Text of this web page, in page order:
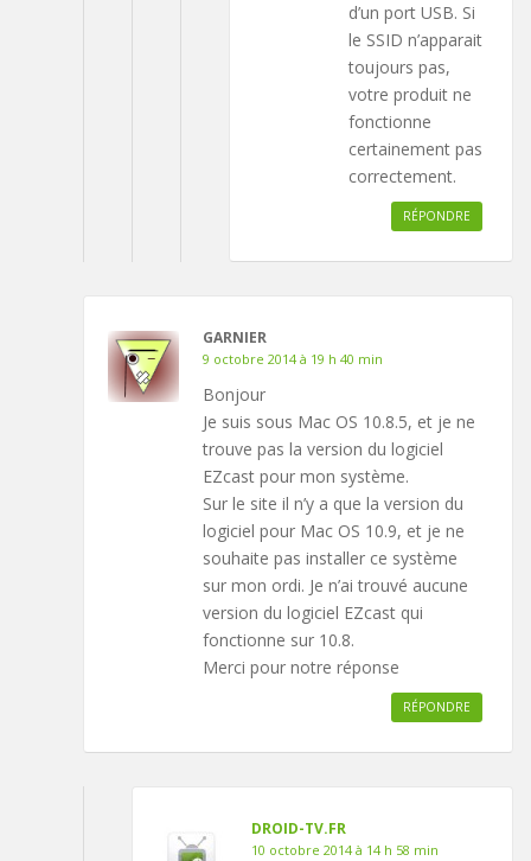
d’un port USB. Si
le SSID n’apparait
toujours pas,
votre produit ne
fonctionne
certainement pas
correctement.
RÉPONDRE
GARNIER
9 octobre 2014 à 19 h 40 min
Bonjour
Je suis sous Mac OS 10.8.5, et je ne
trouve pas la version du logiciel
EZcast pour mon système.
Sur le site il n’y a que la version du
logiciel pour Mac OS 10.9, et je ne
souhaite pas installer ce système
sur mon ordi. Je n’ai trouvé aucune
version du logiciel EZcast qui
fonctionne sur 10.8.
Merci pour notre réponse
RÉPONDRE
DROID-TV.FR
10 octobre 2014 à 14 h 58 min